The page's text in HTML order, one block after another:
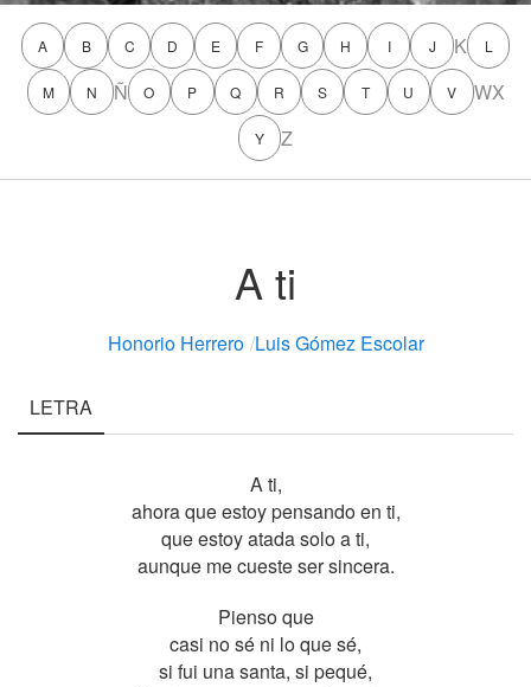
A B C D E F G H I J K L
M N Ñ O P Q R S T U V WX
Y Z
A ti
Honorio Herrero /Luis Gómez Escolar
LETRA
A ti,
ahora que estoy pensando en ti,
que estoy atada solo a ti,
aunque me cueste ser sincera.
Pienso que
casi no sé ni lo que sé,
si fui una santa, si pequé,